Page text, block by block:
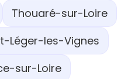
Thouaré-sur-Loire
Léger-les-Vignes
sur-Loire